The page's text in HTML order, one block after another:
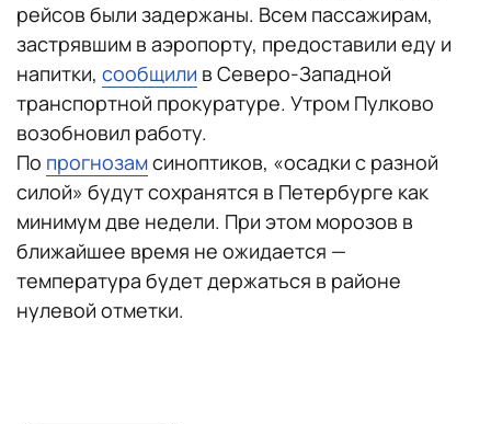
рейсов были задержаны. Всем пассажирам,
застрявшим в аэропорту, предоставили еду и
напитки, сообщили в Северо-Западной
транспортной прокуратуре. Утром Пулково
возобновил работу.
По прогнозамсиноптиков, «осадки с разной
силой» будут сохранятся в Петербурге как
минимум две недели. При этом морозов в
ближайшее время не ожидается —
температура будет держаться в районе
нулевой отметки.